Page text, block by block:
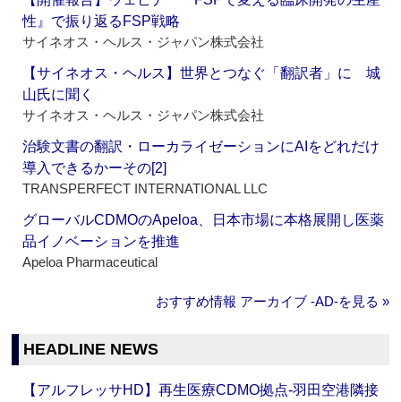
性』で振り返るFSP戦略
サイネオス・ヘルス・ジャパン株式会社
【サイネオス・ヘルス】世界とつなぐ「翻訳者」に 城
山氏に聞く
サイネオス・ヘルス・ジャパン株式会社
治験文書の翻訳・ローカライゼーションにAIをどれだけ
導入できるかーその[2]
TRANSPERFECT INTERNATIONAL LLC
グローバルCDMOのApeloa、日本市場に本格展開し医薬
品イノベーションを推進
Apeloa Pharmaceutical
おすすめ情報 アーカイブ ‐AD‐を見る »
HEADLINE NEWS
【アルフレッサHD】再生医療CDMO拠点‐羽田空港隣接